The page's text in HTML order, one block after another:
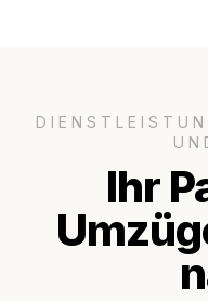
Ihr